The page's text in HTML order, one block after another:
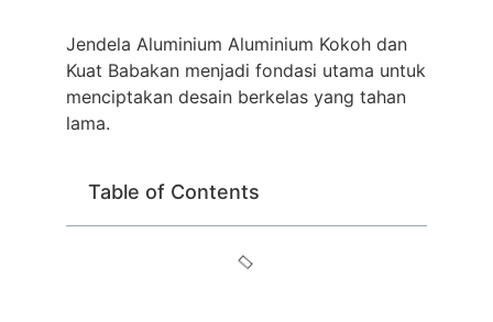
Jendela Aluminium Aluminium Kokoh dan
Kuat Babakan menjadi fondasi utama untuk
menciptakan desain berkelas yang tahan
lama.
Table of Contents